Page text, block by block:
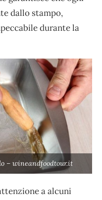
dallo stampo,
durante la
– wineandfoodtour.it
a alcuni